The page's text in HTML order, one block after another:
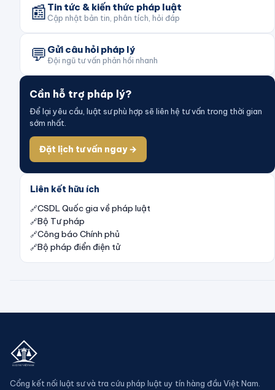
📰 Tin tức & kiến thức pháp luật
Cập nhật bản tin, phân tích, hỏi đáp
💬 Gửi câu hỏi pháp lý
Đội ngũ tư vấn phản hồi nhanh
Cần hỗ trợ pháp lý?
Để lại yêu cầu, luật sư phù hợp sẽ liên hệ tư vấn trong thời gian
sớm nhất.
Đặt lịch tư vấn ngay →
Liên kết hữu ích
CSDL Quốc gia về pháp luật
Bộ Tư pháp
Công báo Chính phủ
Bộ pháp điển điện tử
Cổng kết nối luật sư và tra cứu pháp luật uy tín hàng đầu Việt Nam.